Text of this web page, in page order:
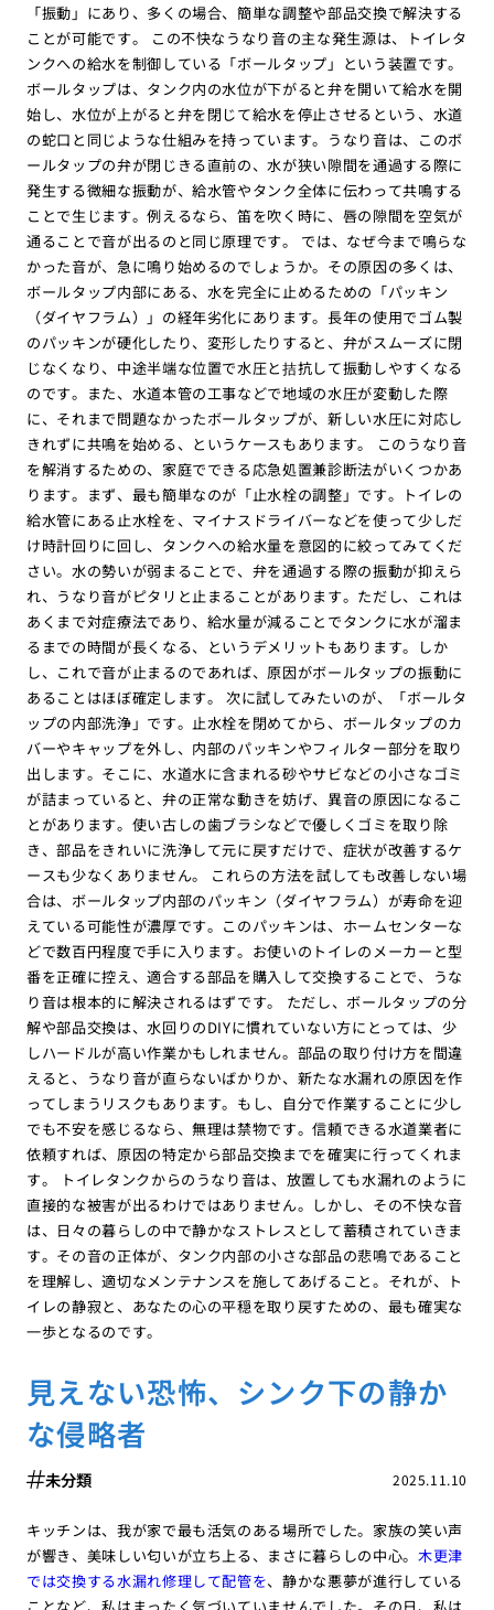
「振動」にあり、多くの場合、簡単な調整や部品交換で解決する
ことが可能です。 この不快なうなり音の主な発生源は、トイレタ
ンクへの給水を制御している「ボールタップ」という装置です。
ボールタップは、タンク内の水位が下がると弁を開いて給水を開
始し、水位が上がると弁を閉じて給水を停止させるという、水道
の蛇口と同じような仕組みを持っています。うなり音は、このボ
ールタップの弁が閉じきる直前の、水が狭い隙間を通過する際に
発生する微細な振動が、給水管やタンク全体に伝わって共鳴する
ことで生じます。例えるなら、笛を吹く時に、唇の隙間を空気が
通ることで音が出るのと同じ原理です。 では、なぜ今まで鳴らな
かった音が、急に鳴り始めるのでしょうか。その原因の多くは、
ボールタップ内部にある、水を完全に止めるための「パッキン
（ダイヤフラム）」の経年劣化にあります。長年の使用でゴム製
のパッキンが硬化したり、変形したりすると、弁がスムーズに閉
じなくなり、中途半端な位置で水圧と拮抗して振動しやすくなる
のです。また、水道本管の工事などで地域の水圧が変動した際
に、それまで問題なかったボールタップが、新しい水圧に対応し
きれずに共鳴を始める、というケースもあります。 このうなり音
を解消するための、家庭でできる応急処置兼診断法がいくつかあ
ります。まず、最も簡単なのが「止水栓の調整」です。トイレの
給水管にある止水栓を、マイナスドライバーなどを使って少しだ
け時計回りに回し、タンクへの給水量を意図的に絞ってみてくだ
さい。水の勢いが弱まることで、弁を通過する際の振動が抑えら
れ、うなり音がピタリと止まることがあります。ただし、これは
あくまで対症療法であり、給水量が減ることでタンクに水が溜ま
るまでの時間が長くなる、というデメリットもあります。しか
し、これで音が止まるのであれば、原因がボールタップの振動に
あることはほぼ確定します。 次に試してみたいのが、「ボールタ
ップの内部洗浄」です。止水栓を閉めてから、ボールタップのカ
バーやキャップを外し、内部のパッキンやフィルター部分を取り
出します。そこに、水道水に含まれる砂やサビなどの小さなゴミ
が詰まっていると、弁の正常な動きを妨げ、異音の原因になるこ
とがあります。使い古しの歯ブラシなどで優しくゴミを取り除
き、部品をきれいに洗浄して元に戻すだけで、症状が改善するケ
ースも少なくありません。 これらの方法を試しても改善しない場
合は、ボールタップ内部のパッキン（ダイヤフラム）が寿命を迎
えている可能性が濃厚です。このパッキンは、ホームセンターな
どで数百円程度で手に入ります。お使いのトイレのメーカーと型
番を正確に控え、適合する部品を購入して交換することで、うな
り音は根本的に解決されるはずです。 ただし、ボールタップの分
解や部品交換は、水回りのDIYに慣れていない方にとっては、少
しハードルが高い作業かもしれません。部品の取り付け方を間違
えると、うなり音が直らないばかりか、新たな水漏れの原因を作
ってしまうリスクもあります。もし、自分で作業することに少し
でも不安を感じるなら、無理は禁物です。信頼できる水道業者に
依頼すれば、原因の特定から部品交換までを確実に行ってくれま
す。 トイレタンクからのうなり音は、放置しても水漏れのように
直接的な被害が出るわけではありません。しかし、その不快な音
は、日々の暮らしの中で静かなストレスとして蓄積されていきま
す。その音の正体が、タンク内部の小さな部品の悲鳴であること
を理解し、適切なメンテナンスを施してあげること。それが、ト
イレの静寂と、あなたの心の平穏を取り戻すための、最も確実な
一歩となるのです。
見えない恐怖、シンク下の静か
な侵略者
2025.11.10
未分類
キッチンは、我が家で最も活気のある場所でした。家族の笑い声
が響き、美味しい匂いが立ち上る、まさに暮らしの中心。木更津
では交換する水漏れ修理して配管を、静かな悪夢が進行している